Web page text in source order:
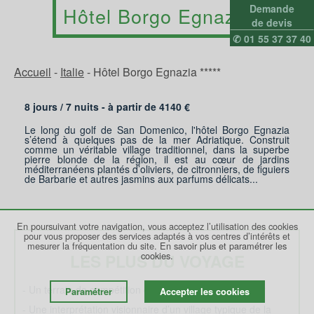
Demande
de devis
✆ 01 55 37 37 40
Hôtel Borgo Egnazia
Accueil - Italie- Hôtel Borgo Egnazia *****
8 jours / 7 nuits - à partir de 4140 €
Le long du golf de San Domenico, l'hôtel Borgo Egnazia
s’étend à quelques pas de la mer Adriatique. Construit
comme un véritable village traditionnel, dans la superbe
pierre blonde de la région, il est au cœur de jardins
méditerranéens plantés d’oliviers, de citronniers, de figuiers
de Barbarie et autres jasmins aux parfums délicats...
LES PLUS DU VOYAGE
- Un terrain de compétition de 18 trous en front de mer
En poursuivant votre navigation, vous acceptez l’utilisation des cookies
pour vous proposer des services adaptés à vos centres d’intérêts et
mesurer la fréquentation du site. En savoir plus et paramétrer les
cookies.
Paramétrer Accepter les cookies